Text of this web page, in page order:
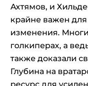
Ахтямов, и
крайне важен
изменения.
голкиперах, а
также доказали
Глубина на